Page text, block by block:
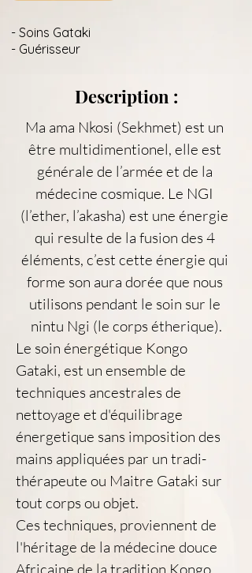
- Soins Gataki
- Guérisseur
Description :
Ma ama Nkosi (Sekhmet) est un
être multidimentionel, elle est
générale de l’armée et de la
médecine cosmique. Le NGI
(l’ether, l’akasha) est une énergie
qui resulte de la fusion des 4
éléments, c’est cette énergie qui
forme son aura dorée que nous
utilisons pendant le soin sur le
nintu Ngi (le corps étherique).
Le soin énergétique Kongo
Gataki, est un ensemble de
techniques ancestrales de
nettoyage et d'équilibrage
énergetique sans imposition des
mains appliquées par un tradi-
thérapeute ou Maitre Gataki sur
tout corps ou objet.
Ces techniques, proviennent de
l'héritage de la médecine douce
Africaine de la tradition Kongo.